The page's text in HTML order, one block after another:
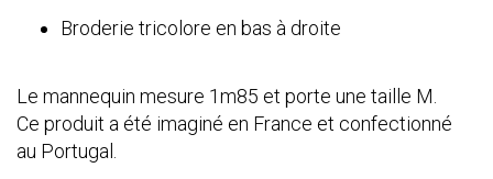
Broderie tricolore en bas à droite
Le mannequin mesure 1m85 et porte une taille M.
Ce produit a été imaginé en France et confectionné
au Portugal.